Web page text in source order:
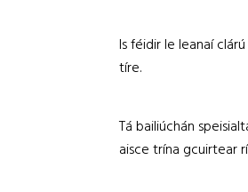
Is féidir le leanaí
tíre.
Tá bailiúchán
aisce trína gcuirtear